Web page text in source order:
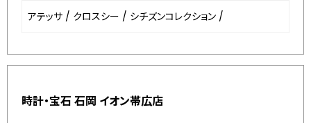
アテッサ / クロスシー / シチズンコレクション /
時計・宝石 石岡 イオン帯広店